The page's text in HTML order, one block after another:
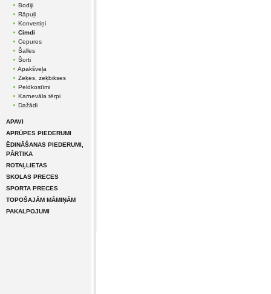
Bodiji
Rāpuļi
Konvertiņi
Cimdi
Cepures
Šalles
Šorti
Apakšveļa
Zeķes, zeķbikses
Peldkostīmi
Karnevāla tērpi
Dažādi
APAVI
APRŪPES PIEDERUMI
ĒDINĀŠANAS PIEDERUMI,
PĀRTIKA
ROTAĻLIETAS
SKOLAS PRECES
SPORTA PRECES
TOPOŠAJĀM MĀMIŅĀM
PAKALPOJUMI